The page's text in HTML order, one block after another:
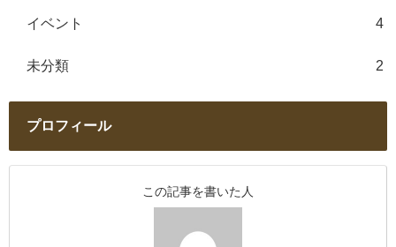
イベント 4
未分類 2
プロフィール
この記事を書いた人